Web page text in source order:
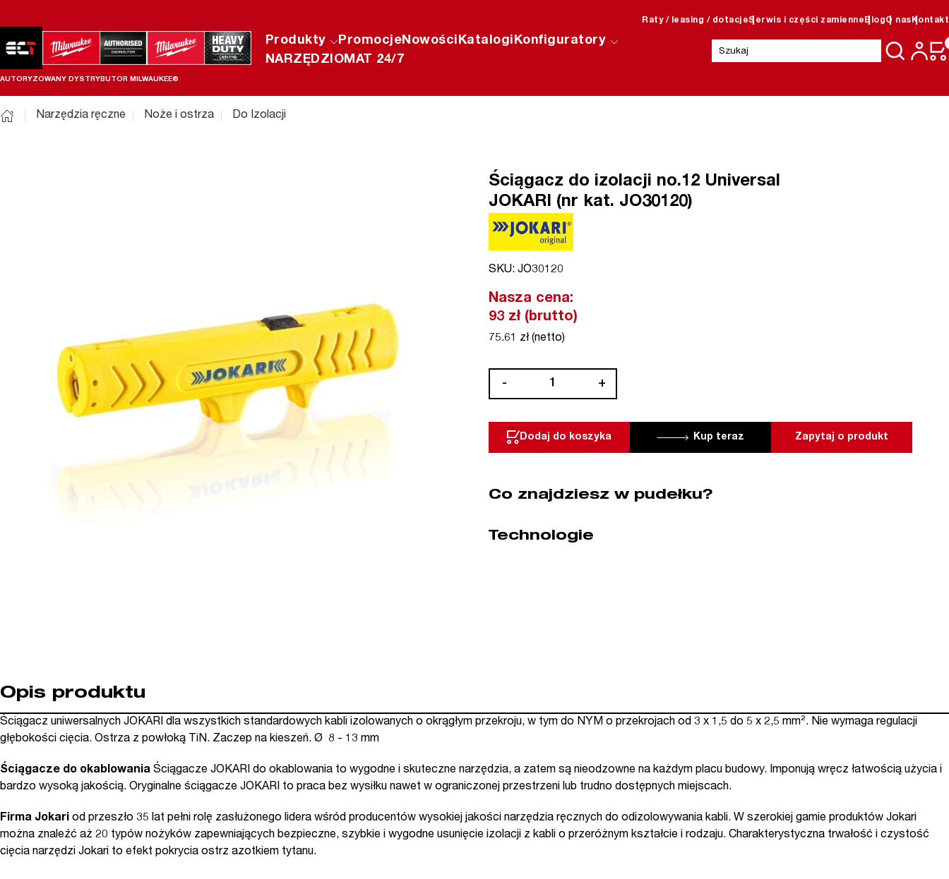
Raty / leasing / dotacjeSerwis i części zamienne BlogO nas Kontakt
AUTORYZOWANY DYSTRYBUTOR MILWAUKEE®
Produkty PromocjeNowościKatalogiKonfiguratory
NARZĘDZIOMAT 24/7
Szukaj:
Narzędzia ręczne Noże i ostrza Do Izolacji
Ściągacz do izolacji no.12 Universal
JOKARI (nr kat. JO30120)
SKU: JO30120
Nasza cena:
93 zł (brutto)
75.61 zł (netto)
-
izolacji
no.12
(nr
JO30120)
+
Dodaj do koszyka Zapytaj o produkt
Kup teraz
Co znajdziesz w pudełku?
Technologie
Opis produktu
Ściągacz uniwersalnych JOKARI dla wszystkich standardowych kabli izolowanych o okrągłym przekroju, w tym do NYM o przekrojach od 3 x 1,5 do 5 x 2,5 mm². Nie wymaga regulacji
głębokości cięcia. Ostrza z powłoką TiN. Zaczep na kieszeń. Ø 8 - 13 mm
Ściągacze do okablowania Ściągacze JOKARI do okablowania to wygodne i skuteczne narzędzia, a zatem są nieodzowne na każdym placu budowy. Imponują wręcz łatwością użycia i
bardzo wysoką jakością. Oryginalne ściągacze JOKARI to praca bez wysiłku nawet w ograniczonej przestrzeni lub trudno dostępnych miejscach.
Firma Jokari od przeszło 35 lat pełni rolę zasłużonego lidera wśród producentów wysokiej jakości narzędzia ręcznych do odizolowywania kabli. W szerokiej gamie produktów Jokari
można znaleźć aż 20 typów nożyków zapewniających bezpieczne, szybkie i wygodne usunięcie izolacji z kabli o przeróżnym kształcie i rodzaju. Charakterystyczna trwałość i czystość
cięcia narzędzi Jokari to efekt pokrycia ostrz azotkiem tytanu.